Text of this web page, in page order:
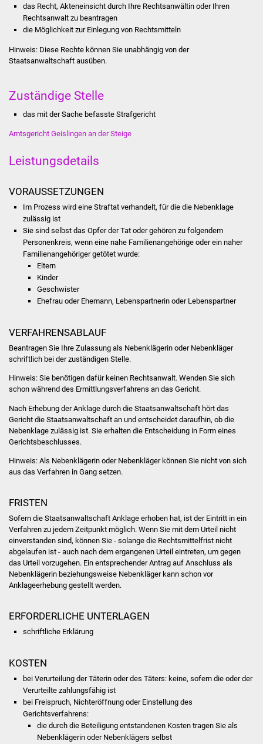
Projekte
Bürger & Service
Was erledige ich wo
Bürgerinfos
Bildung
Schulen
Kindergärten
Kolping-Musikschule
Soziale Einrichtungen
Kirchen
Lokale Agenda
Suenergie
das Recht, Akteneinsicht durch Ihre Rechtsanwältin oder Ihren
Rechtsanwalt zu beantragen
die Möglichkeit zur Einlegung von Rechtsmitteln
Hinweis:Diese Rechte können Sie unabhängig von der
Staatsanwaltschaft ausüben.
Zuständige Stelle
das mit der Sache befasste Strafgericht
Amtsgericht Geislingen an der Steige
Leistungsdetails
VORAUSSETZUNGEN
Im Prozess wird eine Straftat verhandelt, für die die Nebenklage
zulässig ist
Sie sind selbst das Opfer der Tat oder gehören zu folgendem
Personenkreis, wenn eine nahe Familienangehörige oder ein naher
Familienangehöriger getötet wurde:
Eltern
Kinder
Geschwister
Ehefrau oder Ehemann, Lebenspartnerin oder Lebenspartner
VERFAHRENSABLAUF
Beantragen Sie Ihre Zulassung als Nebenklägerin oder Nebenkläger
schriftlich bei der zuständigen Stelle.
Hinweis:Sie benötigen dafür keinen Rechtsanwalt. Wenden Sie sich
schon während des Ermittlungsverfahrens an das Gericht.
Nach Erhebung der Anklage durch die Staatsanwaltschaft hört das
Gericht die Staatsanwaltschaft an und entscheidet daraufhin, ob die
Nebenklage zulässig ist. Sie erhalten die Entscheidung in Form eines
Gerichtsbeschlusses.
Hinweis: Als Nebenklägerin oder Nebenkläger können Sie nicht von sich
aus das Verfahren in Gang setzen.
FRISTEN
Sofern die Staatsanwaltschaft Anklage erhoben hat, ist der Eintritt in ein
Verfahren zu jedem Zeitpunkt möglich. Wenn Sie mit dem Urteil nicht
einverstanden sind, können Sie - solange die Rechtsmittelfrist nicht
abgelaufen ist - auch nach dem ergangenen Urteil eintreten, um gegen
das Urteil vorzugehen. Ein entsprechender Antrag auf Anschluss als
Nebenklägerin beziehungsweise Nebenkläger kann schon vor
Anklageerhebung gestellt werden.
ERFORDERLICHE UNTERLAGEN
schriftliche Erklärung
KOSTEN
bei Verurteilung der Täterin oder des Täters: keine, sofern die oder der
Verurteilte zahlungsfähig ist
bei Freispruch, Nichteröffnung oder Einstellung des
Gerichtsverfahrens:
die durch die Beteiligung entstandenen Kosten tragen Sie als
Nebenklägerin oder Nebenklägers selbst